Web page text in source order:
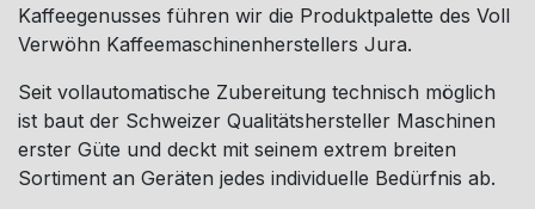
Kaffeegenusses führen wir die Produktpalette des Voll
Verwöhn Kaffeemaschinenherstellers Jura.
Seit vollautomatische Zubereitung technisch möglich
ist baut der Schweizer Qualitätshersteller Maschinen
erster Güte und deckt mit seinem extrem breiten
Sortiment an Geräten jedes individuelle Bedürfnis ab.